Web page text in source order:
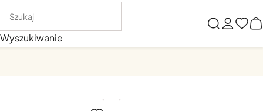
Wyszukiwanie